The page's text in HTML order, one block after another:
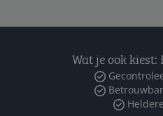
Wat je ook